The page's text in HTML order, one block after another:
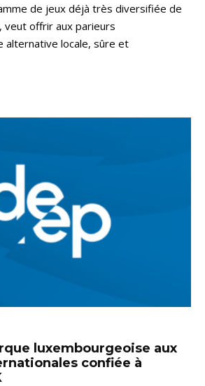
de jeux déjà très diversifiée de
veut offrir aux parieurs
alternative locale, sûre et
luxembourgeoise aux
confiée à